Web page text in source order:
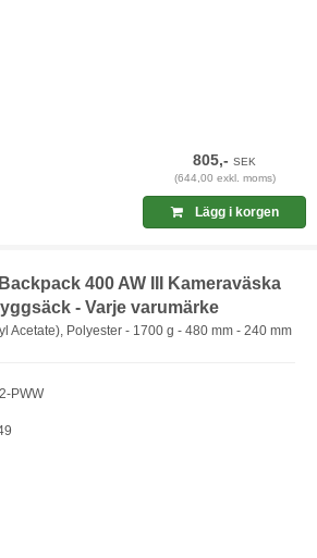
805,-SEK
(644,00 exkl. moms)
Lägg i korgen
400 AW III Kameraväska
- Varje varumärke
Acetate), Polyester - 1700 g - 480 mm - 240 mm
PWW